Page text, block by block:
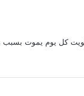
كل يوم يموت